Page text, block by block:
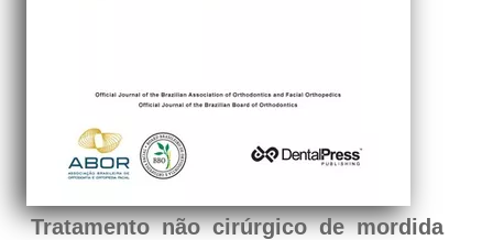
Tratamento não cirúrgico de mordida